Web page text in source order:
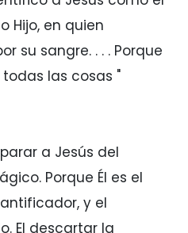
Hijo, en quien
su sangre. . . . Porque
las cosas "
a Jesús del
Porque Él es el
y el
El descartar la